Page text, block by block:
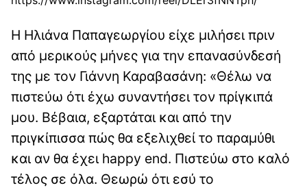
Η Ηλιάνα Παπαγεωργίου είχε μιλήσει πριν
από μερικούς μήνες για την επανασύνδεσή
της με τον Γιάννη Καραβασάνη: «Θέλω να
πιστεύω ότι έχω συναντήσει τον πρίγκιπά
μου. Βέβαια, εξαρτάται και από την
πριγκίπισσα πώς θα εξελιχθεί το παραμύθι
και αν θα έχει happy end. Πιστεύω στο καλό
τέλος σε όλα. Θεωρώ ότι εσύ το